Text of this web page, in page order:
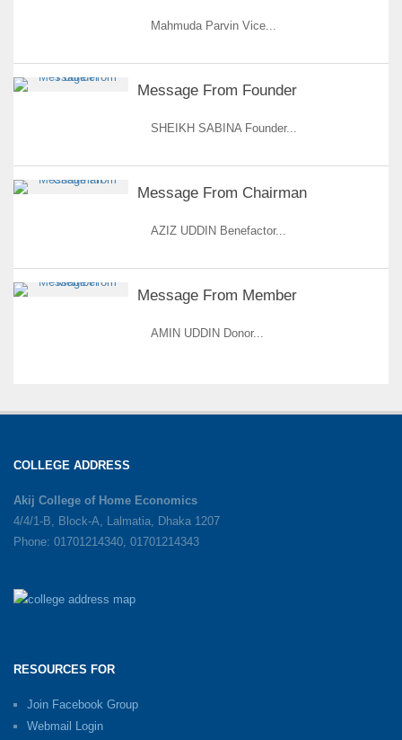
Mahmuda Parvin Vice...
Message From Founder
SHEIKH SABINA Founder...
Message From Chairman
AZIZ UDDIN Benefactor...
Message From Member
AMIN UDDIN Donor...
COLLEGE ADDRESS
Akij College of Home Economics
4/4/1-B, Block-A, Lalmatia, Dhaka 1207
Phone: 01701214340, 01701214343
RESOURCES FOR
Join Facebook Group
Webmail Login